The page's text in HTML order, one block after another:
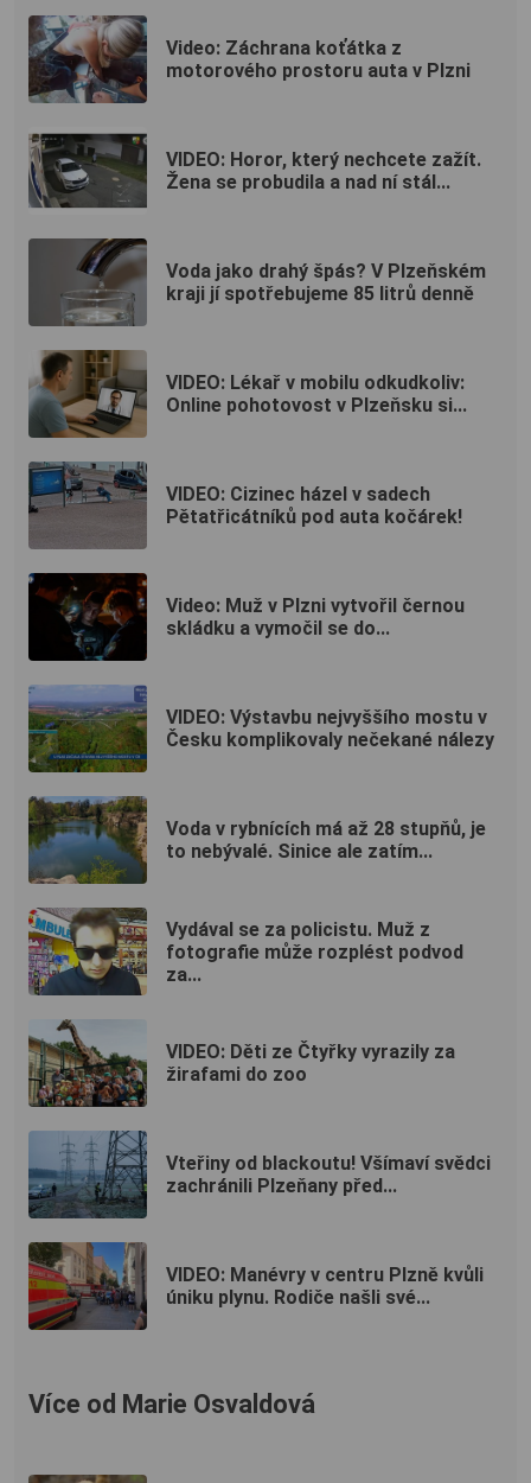
Video: Záchrana koťátka z
motorového prostoru auta v Plzni
VIDEO: Horor, který nechcete zažít.
Žena se probudila a nad ní stál...
Voda jako drahý špás? V Plzeňském
kraji jí spotřebujeme 85 litrů denně
VIDEO: Lékař v mobilu odkudkoliv:
Online pohotovost v Plzeňsku si...
VIDEO: Cizinec házel v sadech
Pětatřicátníků pod auta kočárek!
Video: Muž v Plzni vytvořil černou
skládku a vymočil se do...
VIDEO: Výstavbu nejvyššího mostu v
Česku komplikovaly nečekané nálezy
Voda v rybnících má až 28 stupňů, je
to nebývalé. Sinice ale zatím...
Vydával se za policistu. Muž z
fotografie může rozplést podvod
za...
VIDEO: Děti ze Čtyřky vyrazily za
žirafami do zoo
Vteřiny od blackoutu! Všímaví svědci
zachránili Plzeňany před...
VIDEO: Manévry v centru Plzně kvůli
úniku plynu. Rodiče našli své...
Více od Marie Osvaldová